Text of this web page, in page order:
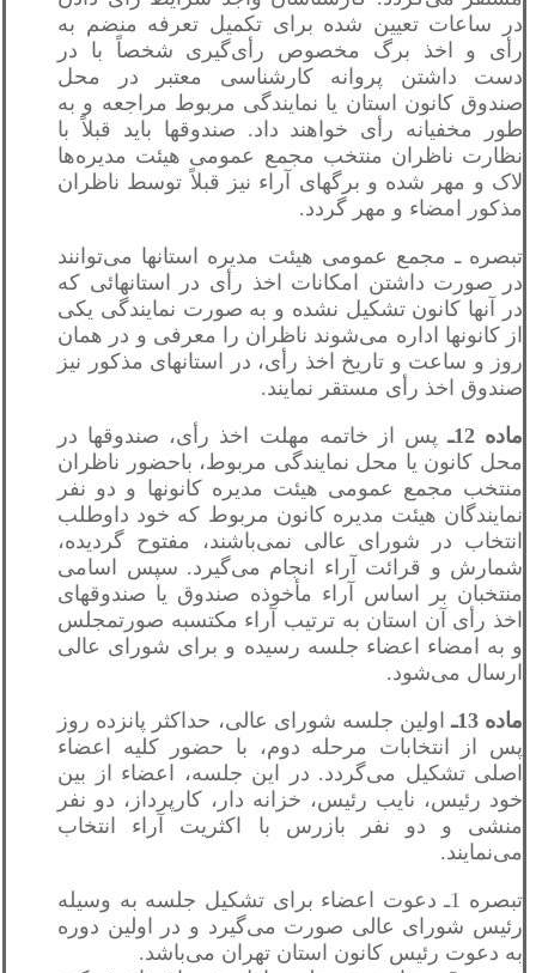
در ساعات تعیین شده برای تکمیل تعرفه منضم به
رأی و اخذ برگ مخصوص رأی‌گیری شخصاً با در
دست داشتن پروانه کارشناسی معتبر در محل
صندوق کانون استان یا نمایندگی مربوط مراجعه و به
طور مخفیانه رأی خواهند داد. صندوقها باید قبلاً با
نظارت ناظران منتخب مجمع عمومی هیئت مديره‌ها
لاک و مهر شده و برگهای آراء نیز قبلاً توسط ناظران
مذکور امضاء و مهر گردد.
تبصره ـ مجمع عمومی هیئت مدیره استانها می‌توانند
در صورت داشتن امکانات اخذ رأی در استانهائی که
در آنها کانون تشکیل نشده و به صورت نمایندگی یکی
از کانونها اداره می‌شوند ناظران را معرفی و در همان
روز و ساعت و تاریخ اخذ رأی، در استانهای مذکور نیز
صندوق اخذ رأی مستقر نمایند.
ماده 12ـ
پس از خاتمه مهلت اخذ رأی، صندوقها در
محل کانون یا محل نمایندگی مربوط، باحضور ناظران
منتخب مجمع عمومی هیئت مدیره کانونها و دو نفر
نمایندگان هیئت مدیره کانون مربوط که خود داوطلب
انتخاب در شورای عالی نمی‌باشند، مفتوح گردیده،
شمارش و قرائت آراء انجام می‌گیرد. سپس اسامی
منتخبان بر اساس آراء مأخوذه صندوق یا صندوقهای
اخذ رأی آن استان به ترتیب آراء مکتسبه صورتمجلس
و به امضاء اعضاء جلسه رسیده و برای شورای عالی
ارسال می‌شود.
ماده 13ـ
اولین جلسه شورای عالی، حداکثر پانزده روز
پس از انتخابات مرحله دوم، با حضور کلیه اعضاء
اصلی تشکیل می‌گردد. در این جلسه، اعضاء از بین
خود رئیس، نایب رئیس، خزانه دار، کارپرداز، دو نفر
منشی و دو نفر بازرس با اکثریت آراء انتخاب
می‌نمایند.
تبصره 1ـ دعوت اعضاء برای تشکیل جلسه به وسیله
رئیس شورای عالی صورت می‌گیرد و در اولین دوره
به دعوت رئیس کانون استان تهران می‌باشد.